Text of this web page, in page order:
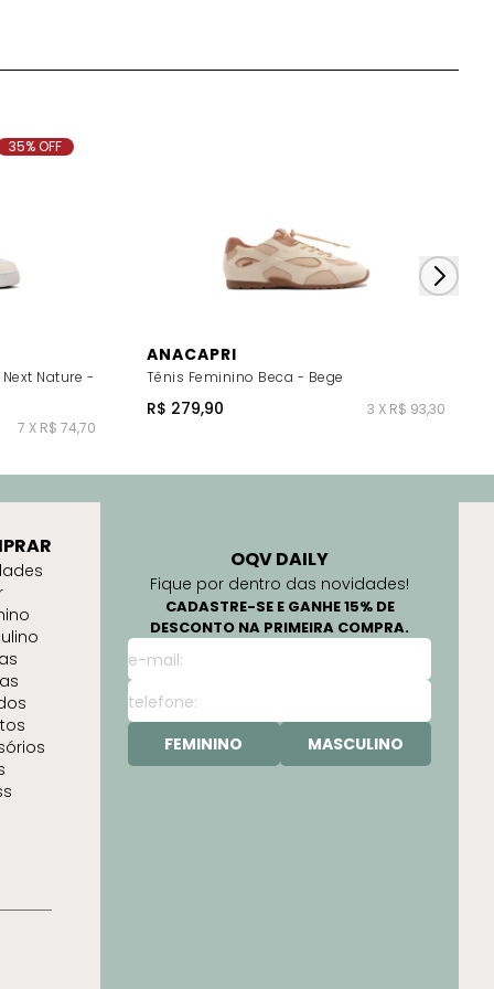
Nature -
7 X R$ 74,70
35% OFF
ANACAPRI
Tênis Feminino Beca - Bege
R$ 279,90 3 X R$ 93,30
OQV DAILY
Fique por dentro das novidades!
CADASTRE-SE E GANHE 15% DE
DESCONTO NA PRIMEIRA COMPRA.
FEMININO MASCULINO